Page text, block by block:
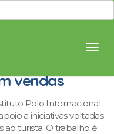
vendas
Polo Internacional
a iniciativas voltadas
ao turista. O trabalho é